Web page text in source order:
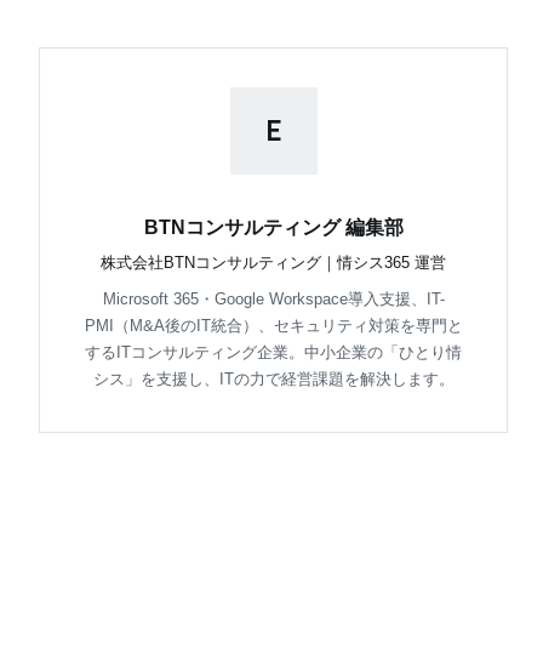
E
BTNコンサルティング 編集部
株式会社BTNコンサルティング｜情シス365 運営
Microsoft 365・Google Workspace導入支援、IT-
PMI（M&A後のIT統合）、セキュリティ対策を専門と
するITコンサルティング企業。中小企業の「ひとり情
シス」を支援し、ITの力で経営課題を解決します。